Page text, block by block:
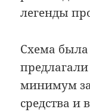
легенды
Схема
минимум за
средства и